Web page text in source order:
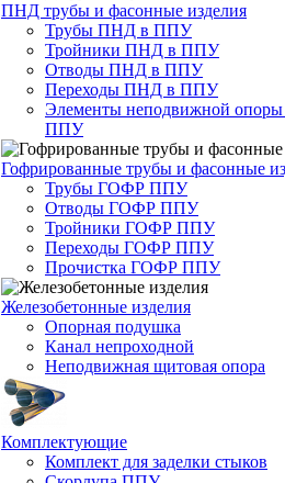
ПНД трубы и фасонные изделия
Трубы ПНД в ППУ
Тройники ПНД в ППУ
Отводы ПНД в ППУ
Переходы ПНД в ППУ
Элементы неподвижной
ППУ
Гофрированные трубы и фасонные
Трубы ГОФР ППУ
Отводы ГОФР ППУ
Тройники ГОФР ППУ
Переходы ГОФР ППУ
Прочистка ГОФР ППУ
Железобетонные изделия
Опорная подушка
Канал непроходной
Неподвижная щитовая опора
Комплектующие
Комплект для заделки стыков